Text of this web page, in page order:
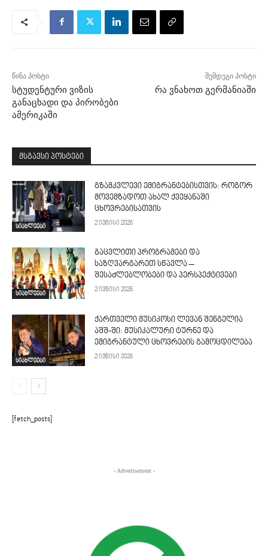
წინა პოსტი
სტუდენტური ვიზის
განაცხადი და პირობები
ამერიკაში
შემდეგი პოსტი
რა ვნახოთ გერმანიაში
მსგავსი პოსტები
სიახლეები
გზამკვლევი ემიგრანტებისთვის: როგორ
მოვემზადოთ ახალ ქვეყანაში
ცხოვრებისათვის
2 ივნისი 2026
სიახლეები
გაცვლითი პროგრამები და
საზღვარგარეთ სწავლა –
შესაძლებლობები და პერსპექტივები
2 ივნისი 2026
სიახლეები
ქართველი მუსიკოსი ლევან შენგელია
აშშ-ში: მუსიკალური ტურნე და
ემიგრანტული ცხოვრების გამოცდილება
2 ივნისი 2026
[fetch_posts]
- Advertisement -